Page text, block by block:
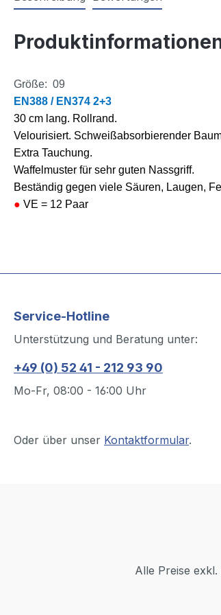
Größe: 09
EN388 / EN374 2+3
30 cm lang. Rollrand.
Velourisiert. Schweißabsorbierender
Extra Tauchung.
Waffelmuster für sehr guten Nassgriff.
Beständig gegen viele Säuren, Laugen,
● VE = 12 Paar
Service-Hotline
Unterstützung und Beratung unter:
+49 (0) 52 41 - 212 93 90
Mo-Fr, 08:00 - 16:00 Uhr
Oder über unser Kontaktformular.
Alle Preise